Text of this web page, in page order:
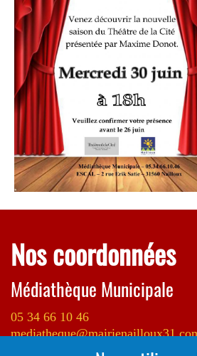
Nos coordonnées
Médiathèque Municipale
05 34 66 10 46